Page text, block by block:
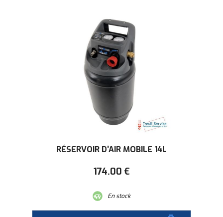
RÉSERVOIR D'AIR MOBILE 14L
174.00 €
En stock